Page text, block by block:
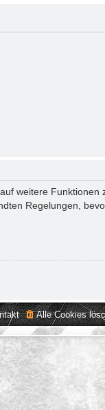
weitere Funktionen
Regelungen,
Alle Cookies